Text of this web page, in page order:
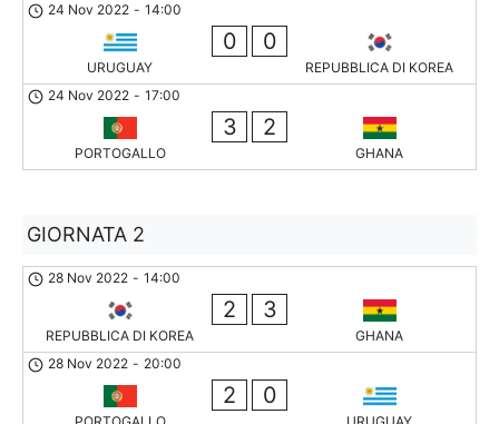
24 Nov 2022 - 14:00
URUGUAY
0 0
REPUBBLICA DI KOREA
24 Nov 2022 - 17:00
PORTOGALLO
3 2
GHANA
GIORNATA 2
28 Nov 2022 - 14:00
REPUBBLICA DI KOREA
2 3
GHANA
28 Nov 2022 - 20:00
2 0